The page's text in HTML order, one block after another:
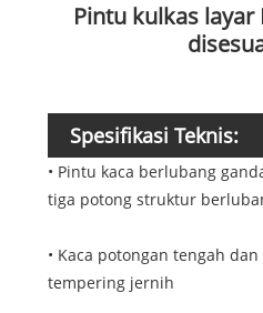
Pintu kulkas layar
Spesifikasi Teknis:
• Pintu kaca berlubang
tiga potong struktur
• Kaca potongan tengah
tempering jernih